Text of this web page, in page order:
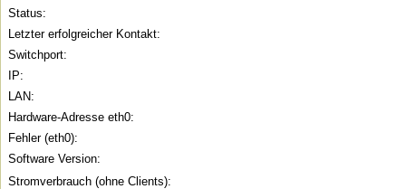
Status:
Letzter erfolgreicher Kontakt:
Switchport:
IP:
LAN:
Hardware-Adresse eth0:
Fehler (eth0):
Software Version:
Stromverbrauch (ohne Clients):